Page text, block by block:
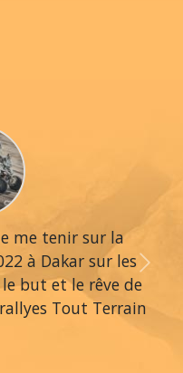
me tenir sur la
à Dakar sur les
le but et le rêve de
Tout Terrain
Next